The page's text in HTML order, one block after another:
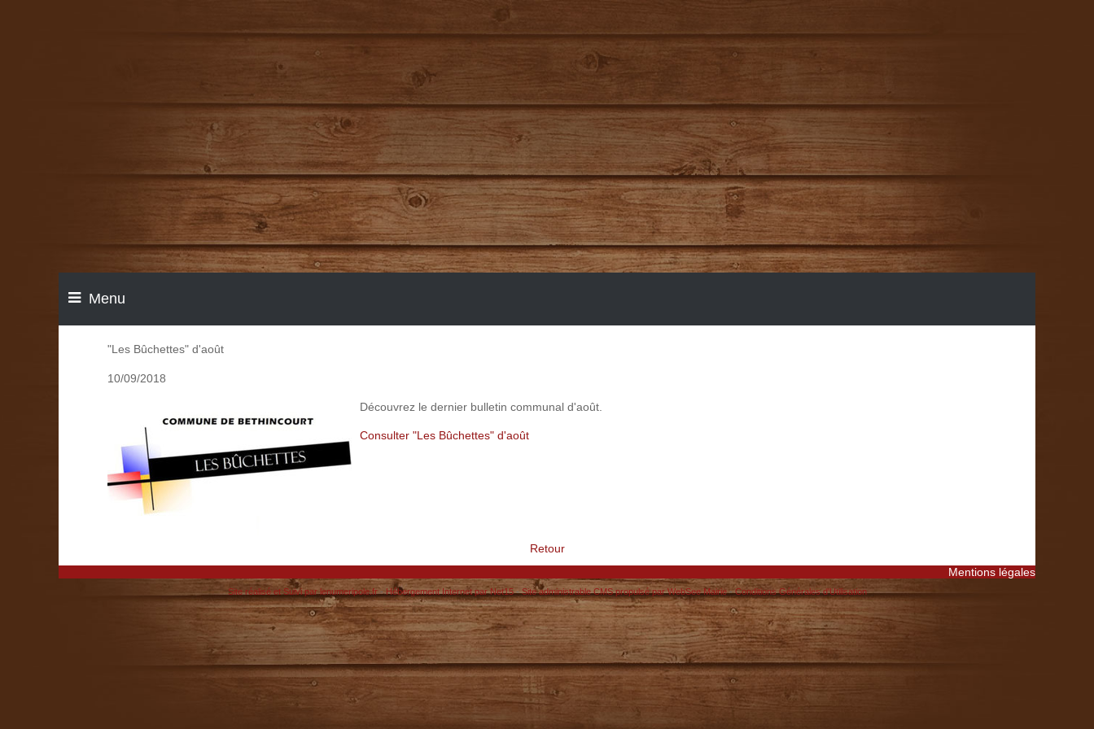
Menu
"Les Bûchettes" d'août
10/09/2018
Découvrez le dernier bulletin communal d'août.
Consulter "Les Bûchettes" d'août
Retour
Mentions légales
Site réalisé et Suivi par lenumeripole.fr-Hébergement Internet par Net15-Site administrable CMS propulsé par WebSee Mairie-Conditions Générales d'Utilisation